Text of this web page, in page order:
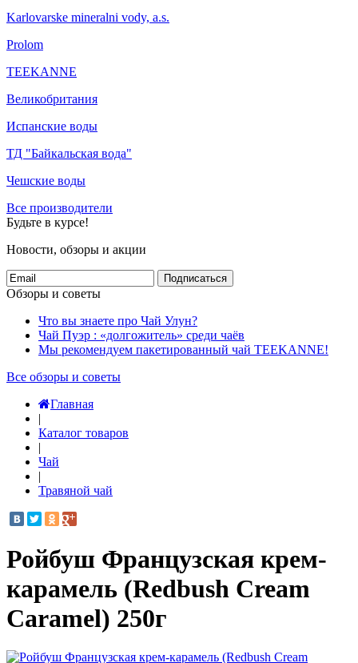
Karlovarske mineralni vody, a.s.
Prolom
TEEKANNE
Великобритания
Испанские воды
ТД "Байкальская вода"
Чешские воды
Все производители
Будьте в курсе!
Новости, обзоры и акции
Подписаться
Обзоры и советы
Что вы знаете про Чай Улун?
Чай Пуэр : «долгожитель» среди чаёв
Мы рекомендуем пакетированный чай TEEKANNE!
Все обзоры и советы
Главная
|
Каталог товаров
|
Чай
|
Травяной чай
Ройбуш Французская крем-
карамель (Redbush Cream
Caramel) 250г